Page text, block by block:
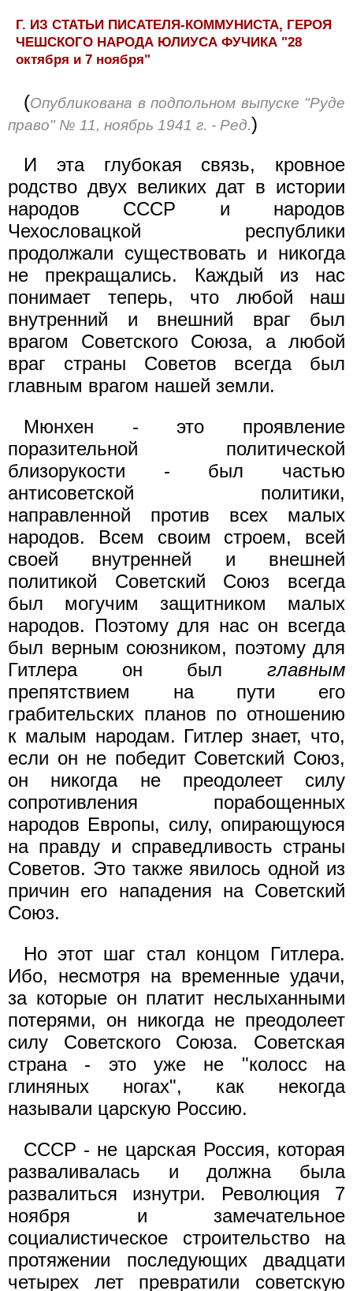
Г. ИЗ СТАТЬИ ПИСАТЕЛЯ-КОММУНИСТА, ГЕРОЯ
ЧЕШСКОГО НАРОДА ЮЛИУСА ФУЧИКА "28
октября и 7 ноября"
(Опубликована в подпольном выпуске "Руде
право" № 11, ноябрь 1941 г. - Ред.)
И эта глубокая связь, кровное
родство двух великих дат в истории
народов СССР и народов
Чехословацкой республики
продолжали существовать и никогда
не прекращались. Каждый из нас
понимает теперь, что любой наш
внутренний и внешний враг был
врагом Советского Союза, а любой
враг страны Советов всегда был
главным врагом нашей земли.
Мюнхен - это проявление
поразительной политической
близорукости - был частью
антисоветской политики,
направленной против всех малых
народов. Всем своим строем, всей
своей внутренней и внешней
политикой Советский Союз всегда
был могучим защитником малых
народов. Поэтому для нас он всегда
был верным союзником, поэтому для
Гитлера он был главным
препятствием на пути его
грабительских планов по отношению
к малым народам. Гитлер знает, что,
если он не победит Советский Союз,
он никогда не преодолеет силу
сопротивления порабощенных
народов Европы, силу, опирающуюся
на правду и справедливость страны
Советов. Это также явилось одной из
причин его нападения на Советский
Союз.
Но этот шаг стал концом Гитлера.
Ибо, несмотря на временные удачи,
за которые он платит неслыханными
потерями, он никогда не преодолеет
силу Советского Союза. Советская
страна - это уже не "колосс на
глиняных ногах", как некогда
называли царскую Россию.
СССР - не царская Россия, которая
разваливалась и должна была
развалиться изнутри. Революция 7
ноября и замечательное
социалистическое строительство на
протяжении последующих двадцати
четырех лет превратили советскую